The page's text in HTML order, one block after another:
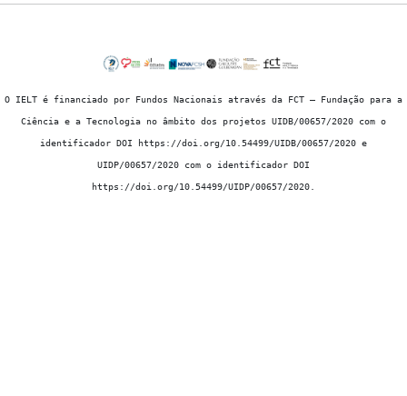
O IELT é financiado por Fundos Nacionais através da FCT – Fundação para a
Ciência e a Tecnologia no âmbito dos projetos UIDB/00657/2020 com o
identificador DOI https://doi.org/10.54499/UIDB/00657/2020 e
UIDP/00657/2020 com o identificador DOI
https://doi.org/10.54499/UIDP/00657/2020.